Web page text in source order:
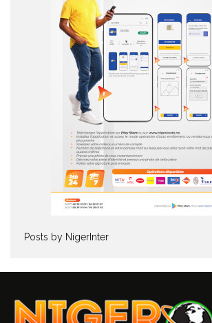
Posts by NigerInter